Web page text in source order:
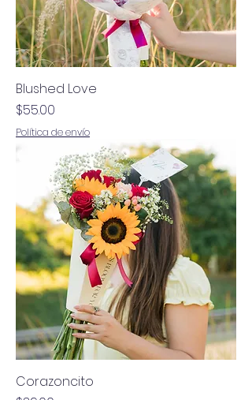
Blushed Love
Precio
$55.00
Política de envío
Corazoncito